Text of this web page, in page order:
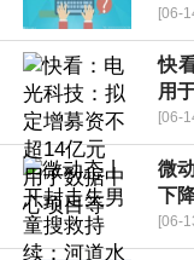
[06-
快
用
[06-
微
下
[06-